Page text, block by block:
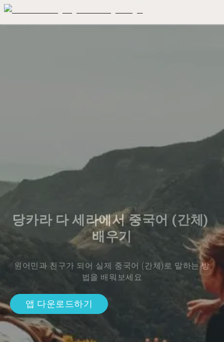
당카라 다 세라에서 중국어 (간체)
배우기
원어민과 친구가 되어 실제 중국어 (간체)로 말하는 방
법을 배워보세요
앱 다운로드하기